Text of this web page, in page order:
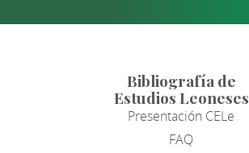
Bibliografía de
Estudios Leoneses
Presentación CELe
FAQ